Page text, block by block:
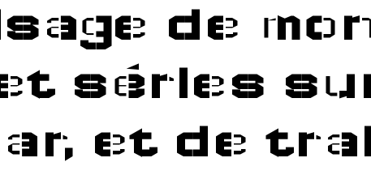
ПОКУПОК
ОМГ | OMG
de
séries
et de